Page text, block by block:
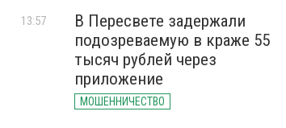
В Пересвете задержали
подозреваемую в краже 55
тысяч рублей через
приложение
МОШЕННИЧЕСТВО
13:57